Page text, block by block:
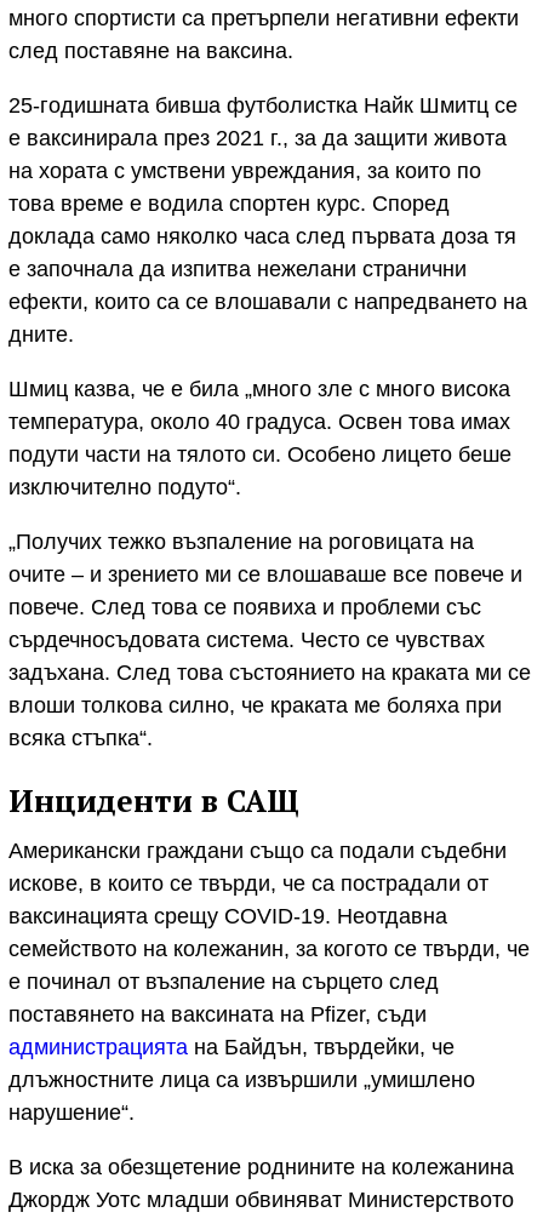
много спортисти са претърпели негативни ефекти
след поставяне на ваксина.
25-годишната бивша футболистка Найк Шмитц се
е ваксинирала през 2021 г., за да защити живота
на хората с умствени увреждания, за които по
това време е водила спортен курс. Според
доклада само няколко часа след първата доза тя
е започнала да изпитва нежелани странични
ефекти, които са се влошавали с напредването на
дните.
Шмиц казва, че е била „много зле с много висока
температура, около 40 градуса. Освен това имах
подути части на тялото си. Особено лицето беше
изключително подуто“.
„Получих тежко възпаление на роговицата на
очите – и зрението ми се влошаваше все повече и
повече. След това се появиха и проблеми със
сърдечносъдовата система. Често се чувствах
задъхана. След това състоянието на краката ми се
влоши толкова силно, че краката ме боляха при
всяка стъпка“.
Инциденти в САЩ
Американски граждани също са подали съдебни
искове, в които се твърди, че са пострадали от
ваксинацията срещу COVID-19. Неотдавна
семейството на колежанин, за когото се твърди, че
е починал от възпаление на сърцето след
поставянето на ваксината на Pfizer, съди
администрацията на Байдън, твърдейки, че
длъжностните лица са извършили „умишлено
нарушение“.
В иска за обезщетение роднините на колежанина
Джордж Уотс младши обвиняват Министерството